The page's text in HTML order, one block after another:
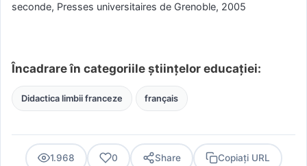
seconde, Presses universitaires de Grenoble, 2005
Încadrare în categoriile științelor educației:
Didactica limbii franceze français
1.968 0 Share Copiați URL